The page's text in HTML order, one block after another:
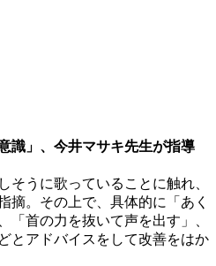
識」、今井マサキ先生が指導
そうに歌っていることに触れ、
摘。その上で、具体的に「あく
「首の力を抜いて声を出す」、
とアドバイスをして改善をはか